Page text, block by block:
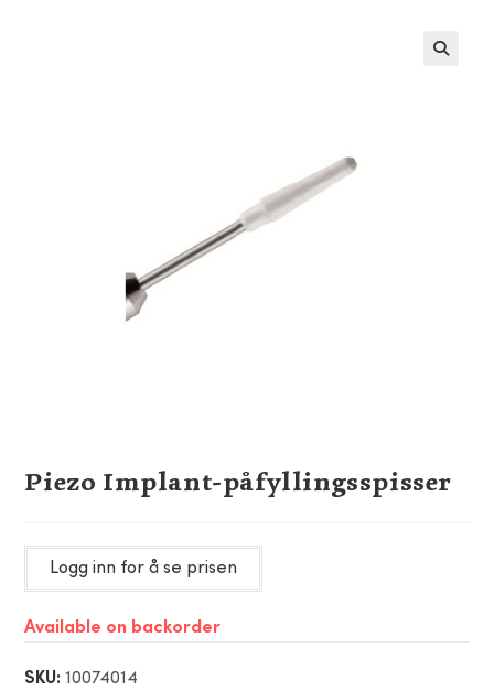
Piezo Implant-påfyllingsspisser
Logg inn for å se prisen
Available on backorder
SKU:10074014